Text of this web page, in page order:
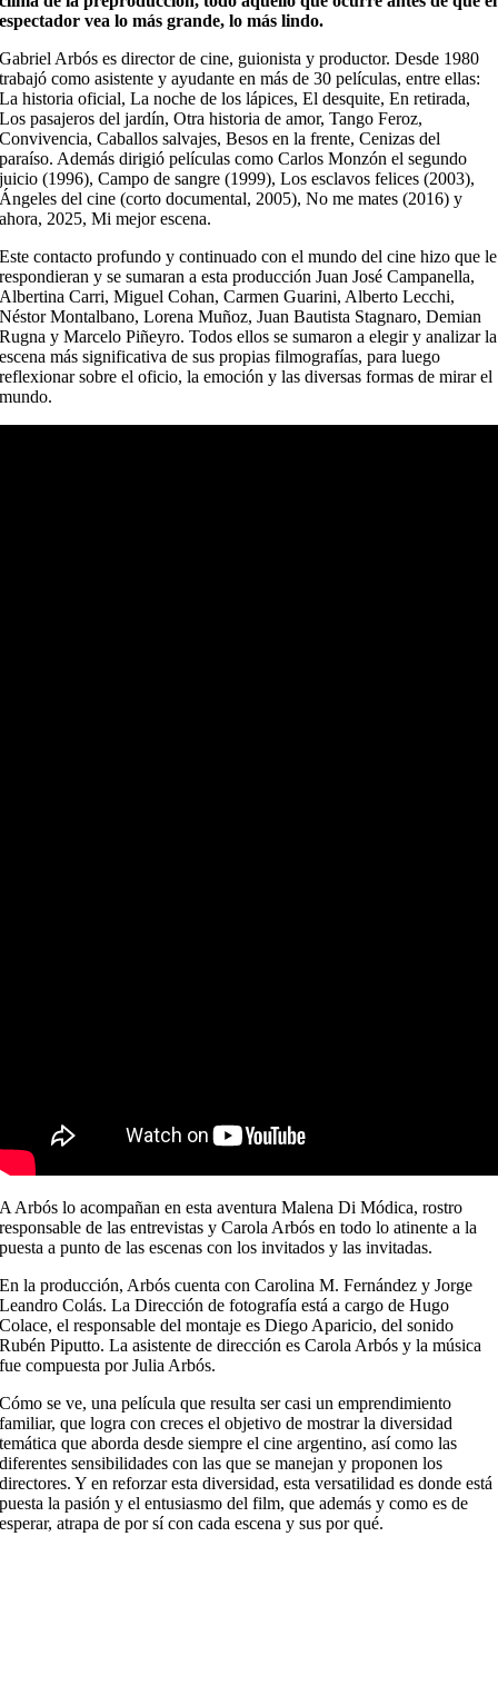
espectador vea lo más grande, lo más lindo.
Gabriel Arbós es director de cine, guionista y productor. Desde 1980
trabajó como asistente y ayudante en más de 30 películas, entre ellas:
La historia oficial, La noche de los lápices, El desquite, En retirada,
Los pasajeros del jardín, Otra historia de amor, Tango Feroz,
Convivencia, Caballos salvajes, Besos en la frente, Cenizas del
paraíso. Además dirigió películas como Carlos Monzón el segundo
juicio (1996), Campo de sangre (1999), Los esclavos felices (2003),
Ángeles del cine (corto documental, 2005), No me mates (2016) y
ahora, 2025, Mi mejor escena.
Este contacto profundo y continuado con el mundo del cine hizo que le
respondieran y se sumaran a esta producción Juan José Campanella,
Albertina Carri, Miguel Cohan, Carmen Guarini, Alberto Lecchi,
Néstor Montalbano, Lorena Muñoz, Juan Bautista Stagnaro, Demian
Rugna y Marcelo Piñeyro. Todos ellos se sumaron a elegir y analizar la
escena más significativa de sus propias filmografías, para luego
reflexionar sobre el oficio, la emoción y las diversas formas de mirar el
mundo.
A Arbós lo acompañan en esta aventura Malena Di Módica, rostro
responsable de las entrevistas y Carola Arbós en todo lo atinente a la
puesta a punto de las escenas con los invitados y las invitadas.
En la producción, Arbós cuenta con Carolina M. Fernández y Jorge
Leandro Colás. La Dirección de fotografía está a cargo de Hugo
Colace, el responsable del montaje es Diego Aparicio, del sonido
Rubén Piputto. La asistente de dirección es Carola Arbós y la música
fue compuesta por Julia Arbós.
Cómo se ve, una película que resulta ser casi un emprendimiento
familiar, que logra con creces el objetivo de mostrar la diversidad
temática que aborda desde siempre el cine argentino, así como las
diferentes sensibilidades con las que se manejan y proponen los
directores. Y en reforzar esta diversidad, esta versatilidad es donde está
puesta la pasión y el entusiasmo del film, que además y como es de
esperar, atrapa de por sí con cada escena y sus por qué.